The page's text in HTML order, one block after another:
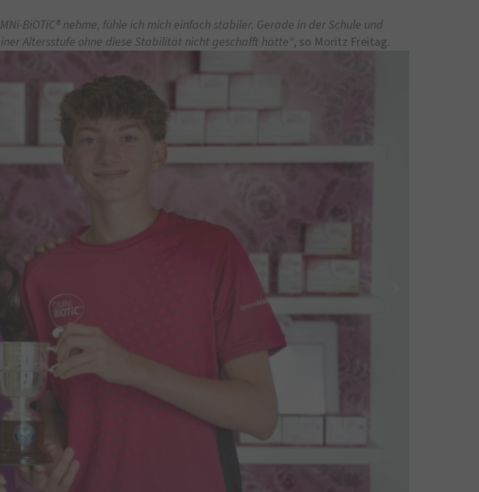
BiOTiC® nehme, fühle ich mich einfach stabiler. Gerade in der Schule und
Altersstufe ohne diese Stabilität nicht geschafft hätte“, so Moritz Freitag.